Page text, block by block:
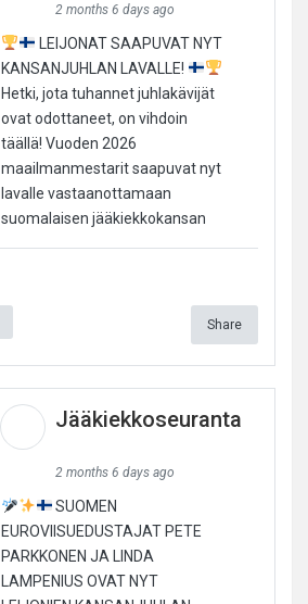
2 months 6 days ago
LEIJONAT SAAPUVAT NYT
KANSANJUHLAN LAVALLE!
Hetki, jota tuhannet juhlakävijät
ovat odottaneet, on vihdoin
täällä! Vuoden 2026
maailmanmestarit saapuvat nyt
lavalle vastaanottamaan
suomalaisen jääkiekkokansan
Share
Jääkiekkoseuranta
2 months 6 days ago
SUOMEN
EUROVIISUEDUSTAJAT PETE
PARKKONEN JA LINDA
LAMPENIUS OVAT NYT